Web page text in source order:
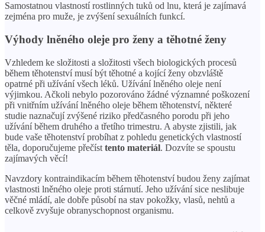
Samostatnou vlastností rostlinných tuků od lnu, která je zajímavá
zejména pro muže, je zvýšení sexuálních funkcí.
Výhody lněného oleje pro ženy a těhotné ženy
Vzhledem ke složitosti a složitosti všech biologických procesů
během těhotenství musí být těhotné a kojící ženy obzvláště
opatrné při užívání všech léků. Užívání lněného oleje není
výjimkou. Ačkoli nebylo pozorováno žádné významné poškození
při vnitřním užívání lněného oleje během těhotenství, některé
studie naznačují zvýšené riziko předčasného porodu při jeho
užívání během druhého a třetího trimestru. A abyste zjistili, jak
bude vaše těhotenství probíhat z pohledu genetických vlastností
těla, doporučujeme přečíst tento materiál. Dozvíte se spoustu
zajímavých věcí!
Navzdory kontraindikacím během těhotenství budou ženy zajímat
vlastnosti lněného oleje proti stárnutí. Jeho užívání sice neslibuje
věčné mládí, ale dobře působí na stav pokožky, vlasů, nehtů a
celkově zvyšuje obranyschopnost organismu.